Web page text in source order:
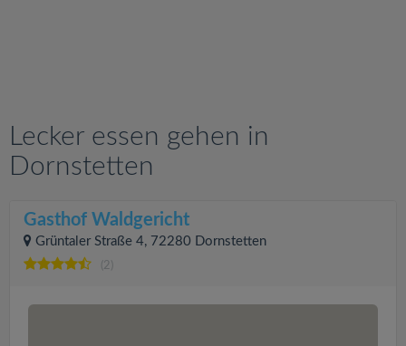
Lecker essen gehen in
Dornstetten
Gasthof Waldgericht
Grüntaler Straße 4, 72280 Dornstetten
(2)